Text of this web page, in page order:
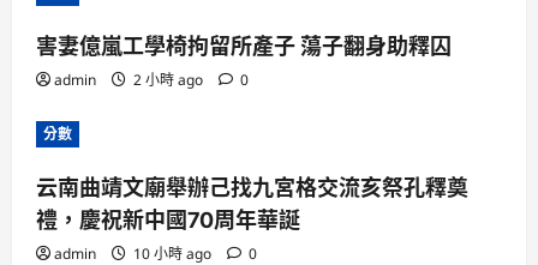
害妻億嵐工學椅拘留所產子 蕩子翻身助釋囚
admin 2 小時 ago 0
分數
云南曲靖文廟舉辦己找九宮格交流亥祭孔釋奠
禮，慶祝新中國70周年華誕
admin 10 小時 ago 0